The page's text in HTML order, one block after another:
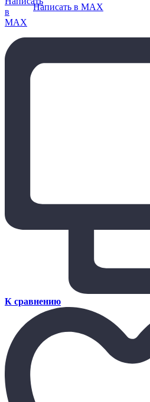
Написать в MAX
К сравнению